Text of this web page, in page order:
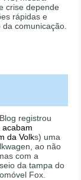
crise depende
rápidas e
comunicação.
registrou
acabam
da Volks) uma
ao não
com a
da tampa do
Fox.